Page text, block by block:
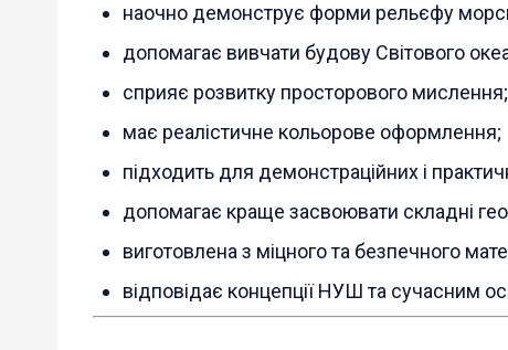
наочно демонструє форми рельєфу
допомагає вивчати будову Світового
сприяє розвитку просторового мислення;
має реалістичне кольорове оформлення;
підходить для демонстраційних і
допомагає краще засвоювати складні
виготовлена з міцного та безпечного
відповідає концепції НУШ та сучасним